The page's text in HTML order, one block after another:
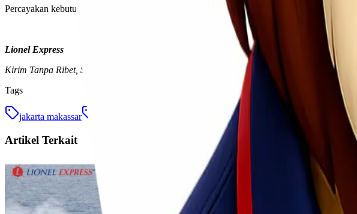
Percayakan kebutuhan ekspedisi Anda pada Lionel Express, jasa ekspedisi terpercaya untuk
Lionel Express
Kirim Tanpa Ribet, Sampai Lebih Cepat!
Tags
jakarta makassar
Artikel Terkait